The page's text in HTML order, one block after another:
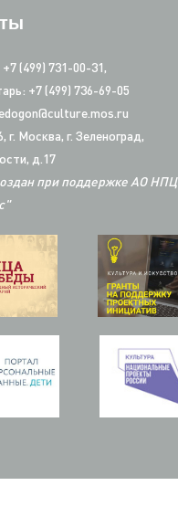
(499) 731-00-31,
+7 (499) 736-69-05
г. Москва, г. Зеленоград,
д.17
при поддержке АО НПЦ